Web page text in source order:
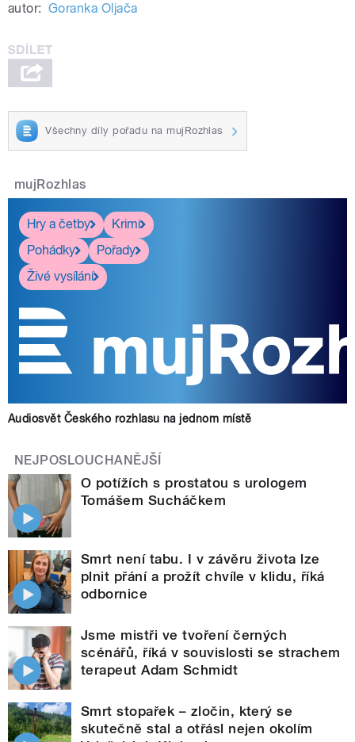
autor: Goranka Oljača
Všechny díly pořadu na mujRozhlas
mujRozhlas
Hry a četby
Krimi
Pohádky
Pořady
Živé vysílání
Audiosvět Českého rozhlasu na jednom místě
NEJPOSLOUCHANĚJŠÍ
O potížích s prostatou s urologem
Tomášem Sucháčkem
Smrt není tabu. I v závěru života lze
plnit přání a prožít chvíle v klidu, říká
odbornice
Jsme mistři ve tvoření černých
scénářů, říká v souvislosti se strachem
terapeut Adam Schmidt
Smrt stopařek – zločin, který se
skutečně stal a otřásl nejen okolím